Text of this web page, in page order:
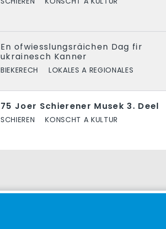
En ofwiesslungsräichen Dag fir
ukrainesch Kanner
BIEKERECH LOKALES A REGIONALES
75 Joer Schierener Musek 3. Deel
SCHIEREN KONSCHT A KULTUR